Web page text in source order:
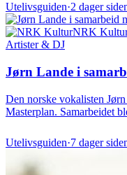
Utelivsguiden·2 dager
NRK
Artister & DJ
Jørn Lande i
Den norske vokalisten
Masterplan. Samarbeidet
Utelivsguiden·7 dager